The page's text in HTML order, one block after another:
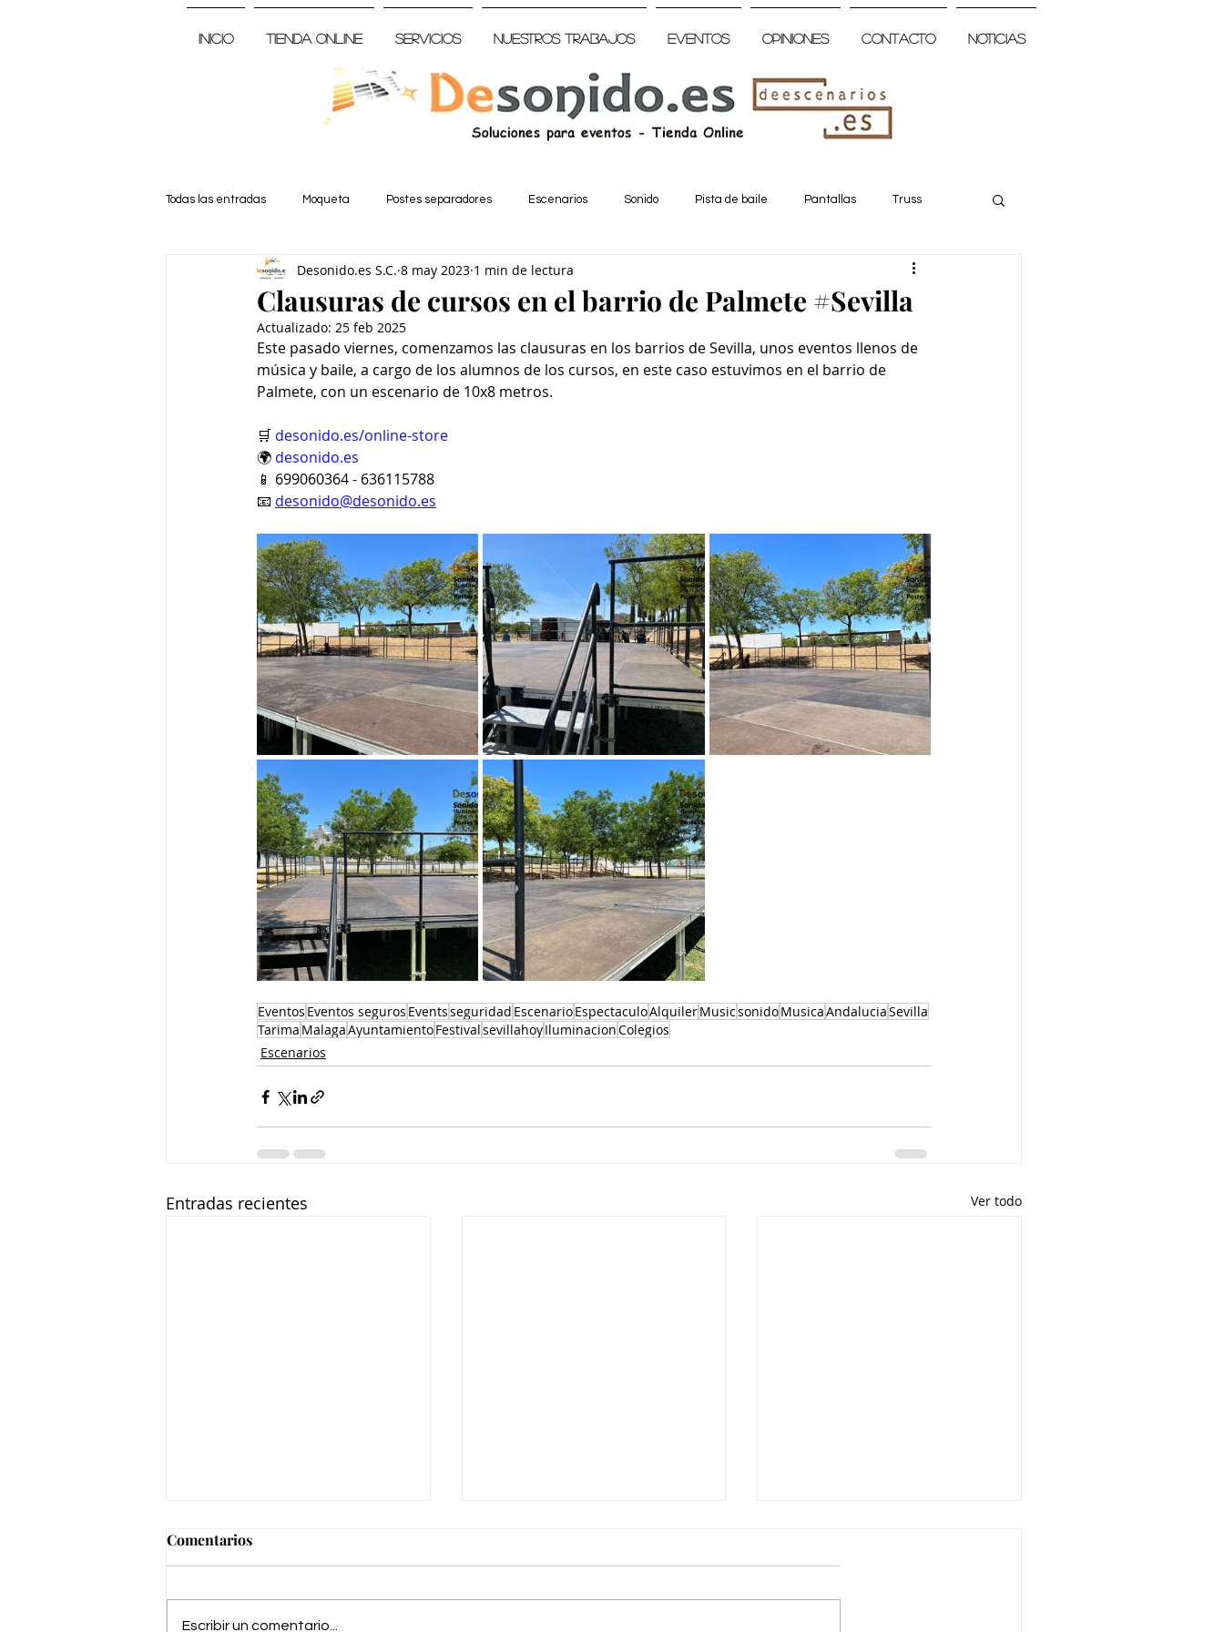
Inicio Tienda Online Servicios Nuestros trabajos Eventos Opiniones Contacto Noticias
Todas las entradas Moqueta Postes separadores Escenarios Sonido Pista de baile Pantallas Truss
Clausuras de cursos en el barrio de Palmete #Sevilla
Desonido.es S.C. 8 may 2023 1 min de lectura
Actualizado: 25 feb 2025
Este pasado viernes, comenzamos las clausuras en los barrios de Sevilla, unos eventos llenos de
música y baile, a cargo de los alumnos de los cursos, en este caso estuvimos en el barrio de
Palmete, con un escenario de 10x8 metros.
🛒 desonido.es/online-store
🌍 desonido.es
📱 699060364 - 636115788
📧 desonido@desonido.es
Eventos Eventos seguros Eventsseguridad EscenarioEspectaculoAlquilerMusicsonidoMusicaAndaluciaSevilla
Tarima MalagaAyuntamientoFestivalsevillahoyIluminacionColegios
Escenarios
Entradas recientes Ver todo
Comentarios
Escribir un comentario...